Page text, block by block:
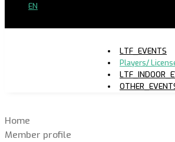
EN
LTF_EVENTS
Players/
Home
Member profile